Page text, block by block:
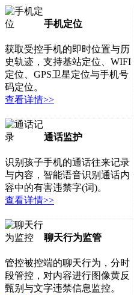
手机定位
获取受控手机的即时位置与历
史轨迹，支持基站定位、WIFI
定位、GPS卫星定位与手机号
码定位。
查看详情>>
通话监护
识别孩子手机的通话往来记录
与内容，智能语音识别通话内
容中的有害违禁字(词)。
查看详情>>
聊天行为监管
管控被控端的聊天行为，分时
段管控，对内容进行图像黄反
甄别与文字违禁信息监控。